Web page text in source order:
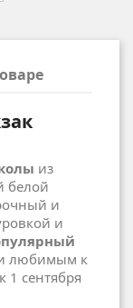
из
белой
и
и
любимым к
1 сентября